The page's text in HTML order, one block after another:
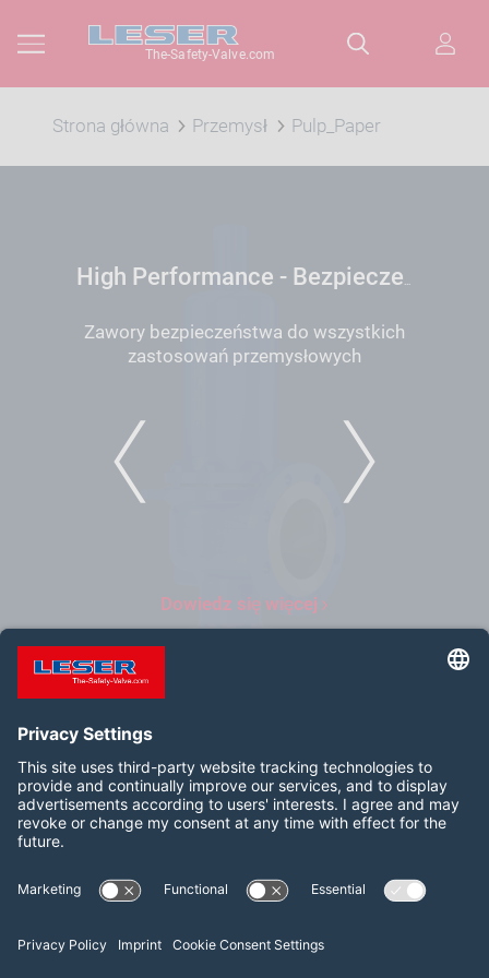
The-Safety-Valve.com
Strona główna Przemysł Pulp_Paper
High Performance - Bezpieczeństwo Zaworów
Zawory bezpieczeństwa do wszystkich
zastosowań przemysłowych
Dowiedz się więcej
NEXT
Follow us on:
LinkedIn YouTube